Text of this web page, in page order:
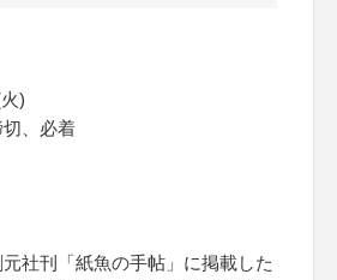
)
、必着
社刊「紙魚の手帖」に掲載した